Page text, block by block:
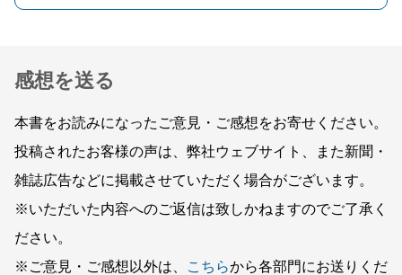
感想を送る
本書をお読みになったご意見・ご感想をお寄せください。
投稿されたお客様の声は、弊社ウェブサイト、また新聞・
雑誌広告などに掲載させていただく場合がございます。
※いただいた内容へのご返信は致しかねますのでご了承く
ださい。
※ご意見・ご感想以外は、
こちらから各部門にお送りくだ